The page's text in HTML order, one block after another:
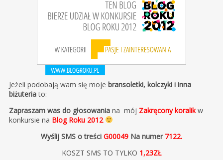
Jeżeli podobają wam się moje bransoletki, kolczyki i inna
biżuteriato:
Zapraszam was do głosowaniana mój Zakręcony koralikw
konkursie na Blog Roku 2012
Wyślij SMS o treści G00049Na numer 7122.
KOSZT SMS TO TYLKO 1,23ZŁ